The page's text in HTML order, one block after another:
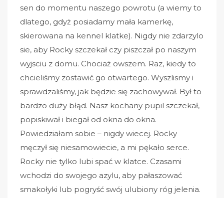
sen do momentu naszego powrotu (a wiemy to
dlatego, gdyż posiadamy mała kamerkę,
skierowana na kennel klatke). Nigdy nie zdarzylo
sie, aby Rocky szczekał czy piszczał po naszym
wyjsciu z domu. Chociaż owszem. Raz, kiedy to
chcieliśmy zostawić go otwartego. Wyszlismy i
sprawdzaliśmy, jak będzie się zachowywał. Był to
bardzo duży błąd. Nasz kochany pupil szczekał,
popiskiwał i biegał od okna do okna.
Powiedziałam sobie – nigdy wiecej. Rocky
męczył się niesamowiecie, a mi pękało serce.
Rocky nie tylko lubi spać w klatce. Czasami
wchodzi do swojego azylu, aby pałaszować
smakołyki lub pogryść swój ulubiony róg jelenia.